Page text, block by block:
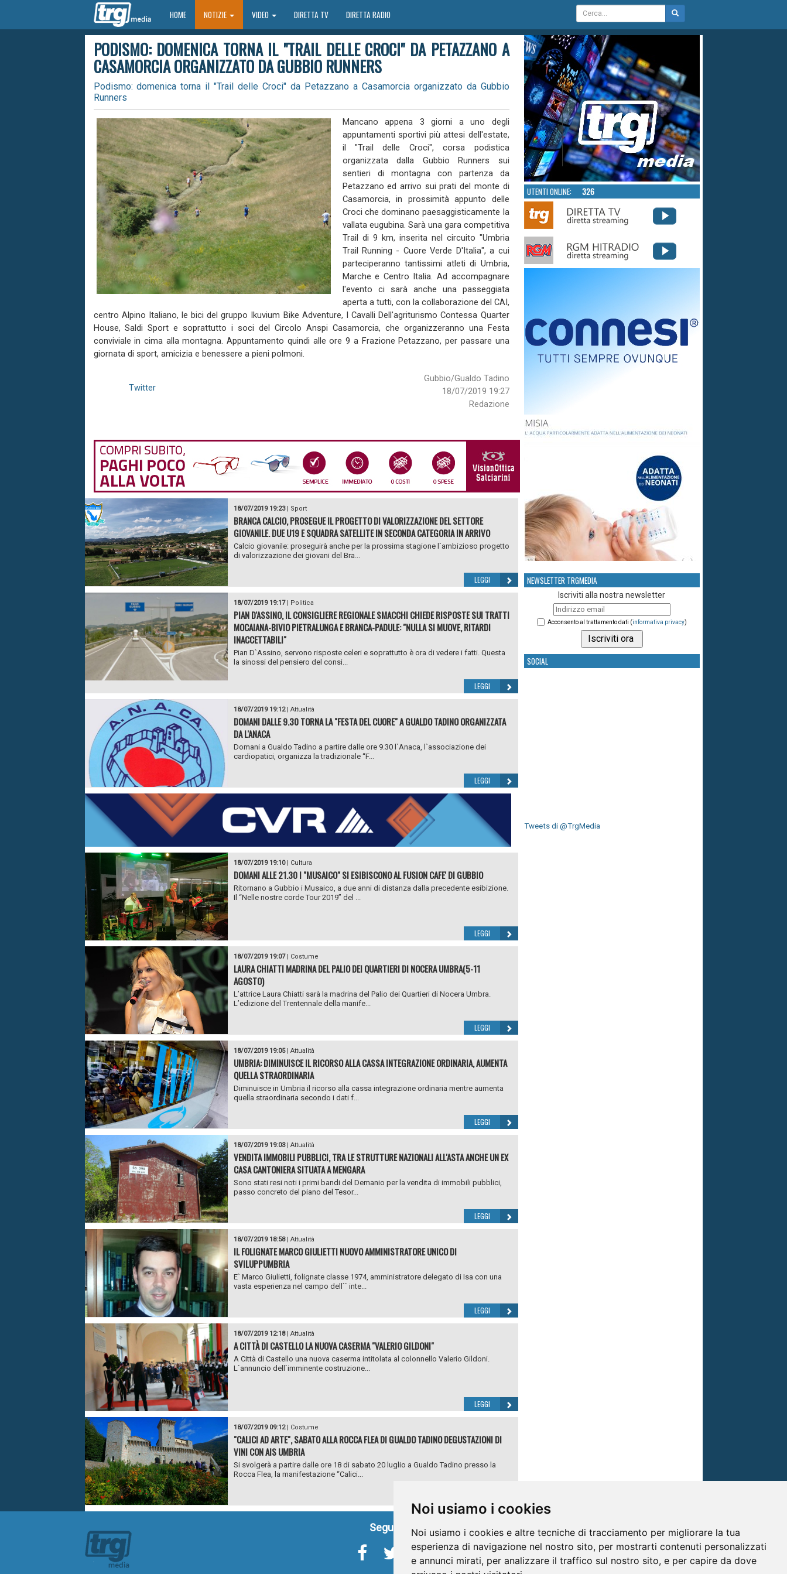
Noi usiamo i cookies
Noi usiamo i cookies e altre tecniche di tracciamento per migliorare la tua
esperienza di navigazione nel nostro sito, per mostrarti contenuti personalizzati
e annunci mirati, per analizzare il traffico sul nostro sito, e per capire da dove
HOMEHOME NOTIZIE VIDEO DIRETTA TV DIRETTA RADIO
PODISMO: DOMENICA TORNA IL "TRAIL DELLE CROCI" DA PETAZZANO A
CASAMORCIA ORGANIZZATO DA GUBBIO RUNNERS
Podismo: domenica torna il "Trail delle Croci" da Petazzano a Casamorcia organizzato da Gubbio
Runners
Mancano appena 3 giorni a uno degli
appuntamenti sportivi più attesi dell'estate,
il "Trail delle Croci", corsa podistica
organizzata dalla Gubbio Runners sui
sentieri di montagna con partenza da
Petazzano ed arrivo sui prati del monte di
Casamorcia, in prossimità appunto delle
Croci che dominano paesaggisticamente la
vallata eugubina. Sarà una gara competitiva
Trail di 9 km, inserita nel circuito "Umbria
Trail Running - Cuore Verde D'Italia", a cui
parteciperanno tantissimi atleti di Umbria,
Marche e Centro Italia. Ad accompagnare
l'evento ci sarà anche una passeggiata
aperta a tutti, con la collaborazione del CAI,
centro Alpino Italiano, le bici del gruppo Ikuvium Bike Adventure, I Cavalli Dell'agriturismo Contessa Quarter
House, Saldi Sport e soprattutto i soci del Circolo Anspi Casamorcia, che organizzeranno una Festa
conviviale in cima alla montagna. Appuntamento quindi alle ore 9 a Frazione Petazzano, per passare una
giornata di sport, amicizia e benessere a pieni polmoni.
Gubbio/Gualdo Tadino
18/07/2019 19:27
Redazione
Twitter
18/07/2019 19:23| Sport
BRANCA CALCIO, PROSEGUE IL PROGETTO DI VALORIZZAZIONE DEL SETTORE
GIOVANILE. DUE U19 E SQUADRA SATELLITE IN SECONDA CATEGORIA IN ARRIVO
Calcio giovanile: proseguirà anche per la prossima stagione l`ambizioso progetto
di valorizzazione dei giovani del Bra...
LEGGI
18/07/2019 19:17| Politica
PIAN D'ASSINO, IL CONSIGLIERE REGIONALE SMACCHI CHIEDE RISPOSTE SUI TRATTI
MOCAIANA-BIVIO PIETRALUNGA E BRANCA-PADULE: "NULLA SI MUOVE, RITARDI
INACCETTABILI"
Pian D`Assino, servono risposte celeri e soprattutto è ora di vedere i fatti. Questa
la sinossi del pensiero del consi...
LEGGI
18/07/2019 19:12| Attualità
DOMANI DALLE 9.30 TORNA LA "FESTA DEL CUORE" A GUALDO TADINO ORGANIZZATA
DA L'ANACA
Domani a Gualdo Tadino a partire dalle ore 9.30 l`Anaca, l`associazione dei
cardiopatici, organizza la tradizionale “F...
LEGGI
18/07/2019 19:10| Cultura
DOMANI ALLE 21.30 I "MUSAICO" SI ESIBISCONO AL FUSION CAFE' DI GUBBIO
Ritornano a Gubbio i Musaico, a due anni di distanza dalla precedente esibizione.
Il “Nelle nostre corde Tour 2019” del ...
LEGGI
18/07/2019 19:07| Costume
LAURA CHIATTI MADRINA DEL PALIO DEI QUARTIERI DI NOCERA UMBRA(5-11
AGOSTO)
L’attrice Laura Chiatti sarà la madrina del Palio dei Quartieri di Nocera Umbra.
L’edizione del Trentennale della manife...
LEGGI
18/07/2019 19:05| Attualità
UMBRIA: DIMINUISCE IL RICORSO ALLA CASSA INTEGRAZIONE ORDINARIA, AUMENTA
QUELLA STRAORDINARIA
Diminuisce in Umbria il ricorso alla cassa integrazione ordinaria mentre aumenta
quella straordinaria secondo i dati f...
LEGGI
18/07/2019 19:03| Attualità
VENDITA IMMOBILI PUBBLICI, TRA LE STRUTTURE NAZIONALI ALL'ASTA ANCHE UN EX
CASA CANTONIERA SITUATA A MENGARA
Sono stati resi noti i primi bandi del Demanio per la vendita di immobili pubblici,
passo concreto del piano del Tesor...
LEGGI
18/07/2019 18:58| Attualità
IL FOLIGNATE MARCO GIULIETTI NUOVO AMMINISTRATORE UNICO DI
SVILUPPUMBRIA
E` Marco Giulietti, folignate classe 1974, amministratore delegato di Isa con una
vasta esperienza nel campo dell`` inte...
LEGGI
18/07/2019 12:18| Attualità
A CITTÀ DI CASTELLO LA NUOVA CASERMA "VALERIO GILDONI"
A Città di Castello una nuova caserma intitolata al colonnello Valerio Gildoni.
L`annuncio dell`imminente costruzione...
LEGGI
18/07/2019 09:12| Costume
"CALICI AD ARTE", SABATO ALLA ROCCA FLEA DI GUALDO TADINO DEGUSTAZIONI DI
VINI CON AIS UMBRIA
Si svolgerà a partire dalle ore 18 di sabato 20 luglio a Gualdo Tadino presso la
Rocca Flea, la manifestazione “Calici...
UTENTI ONLINE: 326
NEWSLETTER TRGMEDIA
Iscriviti alla nostra newsletter
Acconsento al trattamento dati (informativa privacy)
SOCIAL
Tweets di @TrgMedia
Seguici su